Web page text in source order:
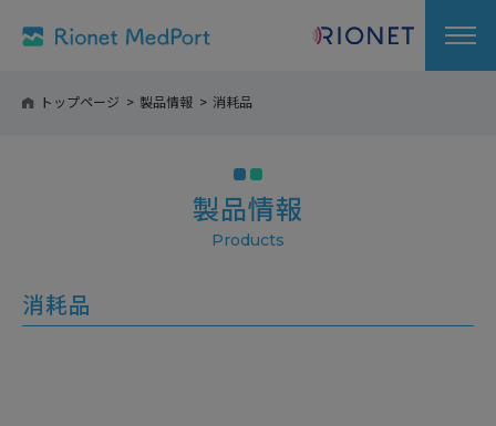
トップページ 製品情報 消耗品
製品情報
消耗品